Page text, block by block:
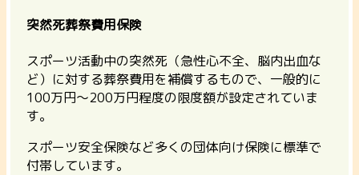
突然死葬祭費用保険
スポーツ活動中の突然死（急性心不全、脳内出血な
ど）に対する葬祭費用を補償するもので、 一般的に
100万円〜200万円程度の限度額が設定されていま
す。
スポーツ安全保険など多くの団体向け保険に標準で
付帯しています。